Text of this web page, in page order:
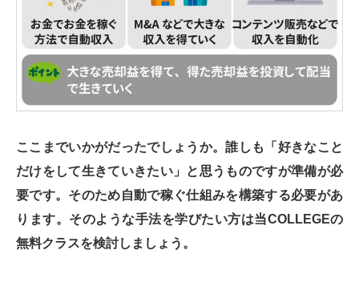
ここまでいかがだったでしょうか。誰しも「好きなこと
だけをして生きていきたい」と思うものですが準備が必
要です。そのため自動で稼ぐ仕組みを構築する必要があ
ります。そのような手法を学びたい方は当COLLEGEの
無料クラスを検討しましょう。